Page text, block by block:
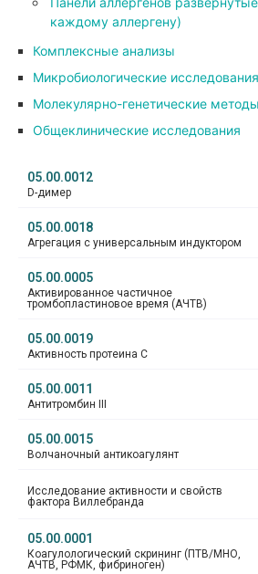
каждому аллергену)
Комплексные анализы
Микробиологические исследования
Молекулярно-генетические
Общеклинические исследования
05.00.0012
D-димер
05.00.0018
Агрегация с универсальным индуктором
05.00.0005
Активированное частичное
тромбопластиновое время (АЧТВ)
05.00.0019
Активность протеина С
05.00.0011
Антитромбин III
05.00.0015
Волчаночный антикоагулянт
Исследование активности и свойств
фактора Виллебранда
05.00.0001
Коагулологический скрининг (ПТВ/МНО,
АЧТВ, РФМК, фибриноген)